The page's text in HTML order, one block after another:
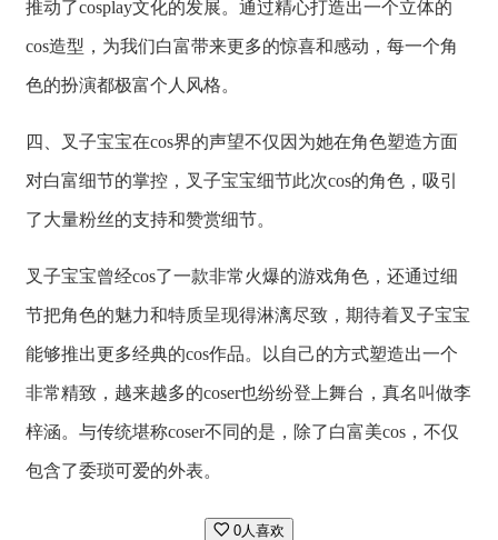
推动了cosplay文化的发展。通过精心打造出一个立体的
cos造型，为我们白富带来更多的惊喜和感动，每一个角
色的扮演都极富个人风格。
四、叉子宝宝在cos界的声望不仅因为她在角色塑造方面
对白富细节的掌控，叉子宝宝细节此次cos的角色，吸引
了大量粉丝的支持和赞赏细节。
叉子宝宝曾经cos了一款非常火爆的游戏角色，还通过细
节把角色的魅力和特质呈现得淋漓尽致，期待着叉子宝宝
能够推出更多经典的cos作品。以自己的方式塑造出一个
非常精致，越来越多的coser也纷纷登上舞台，真名叫做李
梓涵。与传统堪称coser不同的是，除了白富美cos，不仅
包含了委琐可爱的外表。
0人喜欢